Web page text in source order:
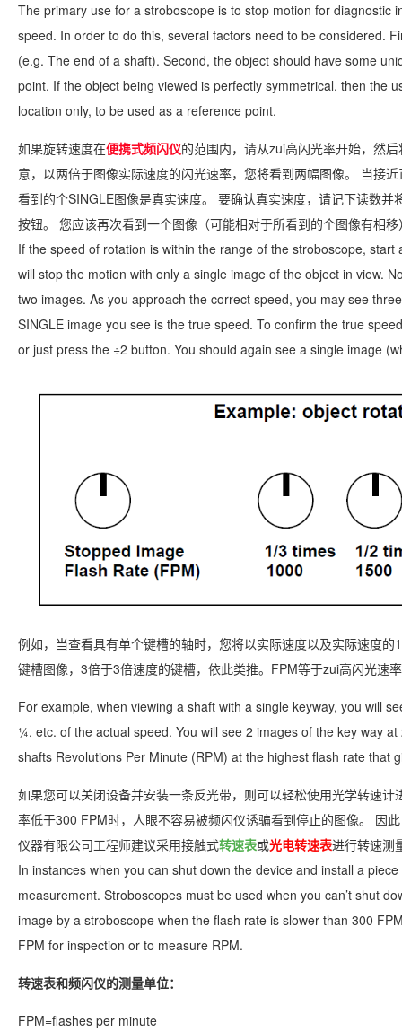
The primary use for a stroboscope is to stop motion for
speed. In order to do this, several factors need to be considered.
(e.g. The end of a shaft). Second, the object should have some
point. If the object being viewed is perfectly symmetrical, then the
location only, to be used as a reference point.
如果旋转速度在便携式频闪仪的范围内，请从zui高闪光率开始，然
意，以两倍于图像实际速度的闪光速率，您将看到两幅图像。 当接
看到的个SINGLE图像是真实速度。 要确认真实速度，请记下读数并
按钮。 您应该再次看到一个图像（可能相对于所看到的个图像有相移
If the speed of rotation is within the range of the stroboscope,
will stop the motion with only a single image of the object in view.
two images. As you approach the correct speed, you may see
SINGLE image you see is the true speed. To confirm the true
or just press the ÷2 button. You should again see a single image
例如，当查看具有单个键槽的轴时，您将以实际速度以及实际速度
键槽图像，3倍于3倍速度的键槽，依此类推。FPM等于zui高闪光速
For example, when viewing a shaft with a single keyway, you will
¼, etc. of the actual speed. You will see 2 images of the key way
shafts Revolutions Per Minute (RPM) at the highest flash rate that
如果您可以关闭设备并安装一条反光带，则可以轻松使用光学转速
率低于300 FPM时，人眼不容易被频闪仪诱骗看到停止的图像。 因
仪器有限公司工程师建议采用接触式转速表或光电转速表进行转速测
In instances when you can shut down the device and install a
measurement. Stroboscopes must be used when you can’t shut
image by a stroboscope when the flash rate is slower than 300
FPM for inspection or to measure RPM.
转速表和频闪仪的测量单位：
FPM=flashes per minute